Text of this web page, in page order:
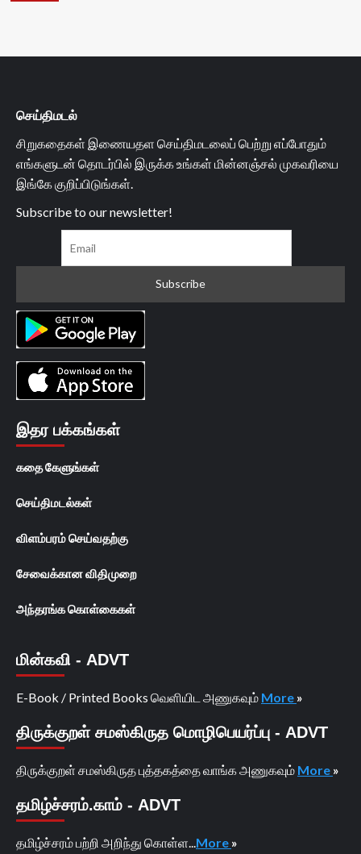
செய்திமடல்
சிறுகதைகள் இணையதள செய்திமடலைப் பெற்று எப்போதும்
எங்களுடன் தொடர்பில் இருக்க உங்கள் மின்னஞ்சல் முகவரியை
இங்கே குறிப்பிடுங்கள்.
Subscribe to our newsletter!
இதர பக்கங்கள்
கதை கேளுங்கள்
செய்திமடல்கள்
விளம்பரம் செய்வதற்கு
சேவைக்கான விதிமுறை
அந்தரங்க கொள்கைகள்
மின்கவி - ADVT
E-Book / Printed Books வெளியிட அணுகவும் More »
திருக்குறள் சமஸ்கிருத மொழிபெயர்ப்பு - ADVT
திருக்குறள் சமஸ்கிருத புத்தகத்தை வாங்க அணுகவும் More »
தமிழ்ச்சரம்.காம் - ADVT
தமிழ்ச்சரம் பற்றி அறிந்து கொள்ள... More »